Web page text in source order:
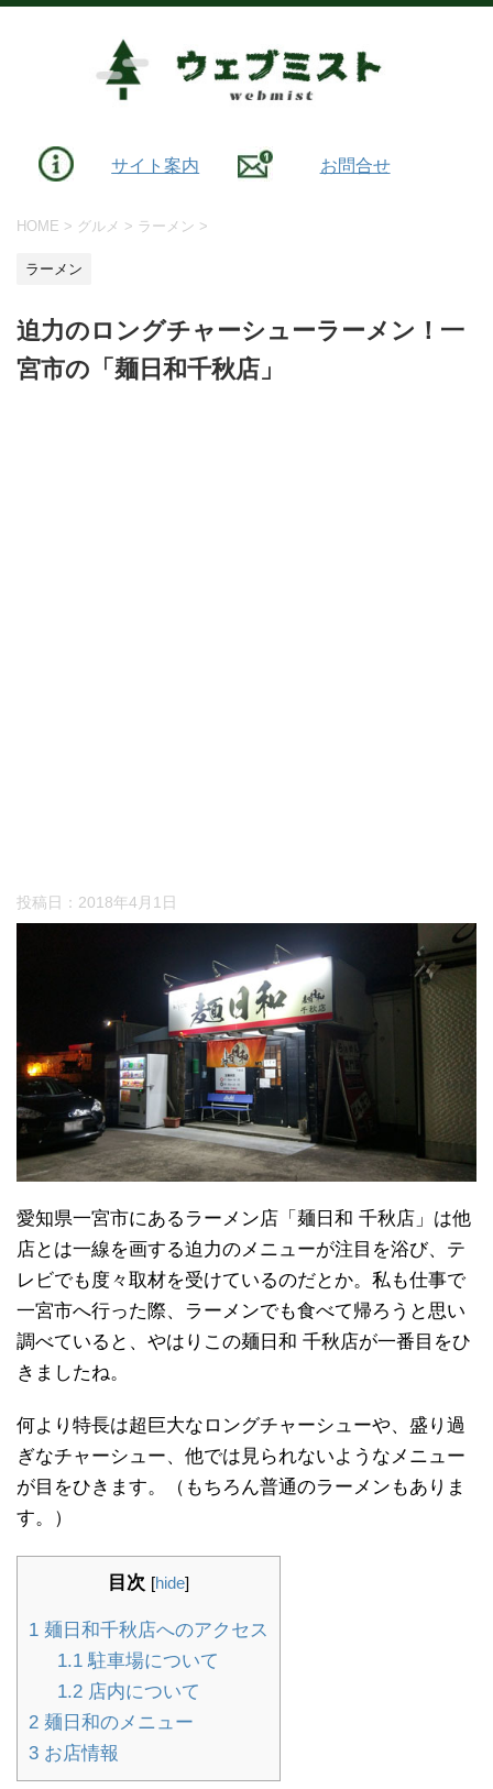
サイト案内 お問合せ
HOME > グルメ > ラーメン >
ラーメン
迫力のロングチャーシューラーメン！一
宮市の「麺日和千秋店」
投稿日： 2018年4月1日
愛知県一宮市にあるラーメン店「麺日和 千秋店」は他
店とは一線を画する迫力のメニューが注目を浴び、テ
レビでも度々取材を受けているのだとか。私も仕事で
一宮市へ行った際、ラーメンでも食べて帰ろうと思い
調べていると、やはりこの麺日和 千秋店が一番目をひ
きましたね。
何より特長は超巨大なロングチャーシューや、盛り過
ぎなチャーシュー、他では見られないようなメニュー
が目をひきます。（もちろん普通のラーメンもありま
す。）
目次 [hide]
1 麺日和千秋店へのアクセス
1.1駐車場について
1.2店内について
2 麺日和のメニュー
3 お店情報